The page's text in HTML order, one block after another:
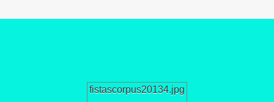
fistascorpus20134.jpg